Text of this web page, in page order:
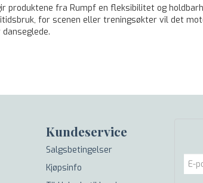
produktene fra Rumpf en fleksibilitet og
for scenen eller treningsøkter vil det
Kundeservice
Salgsbetingelser
Kjøpsinfo